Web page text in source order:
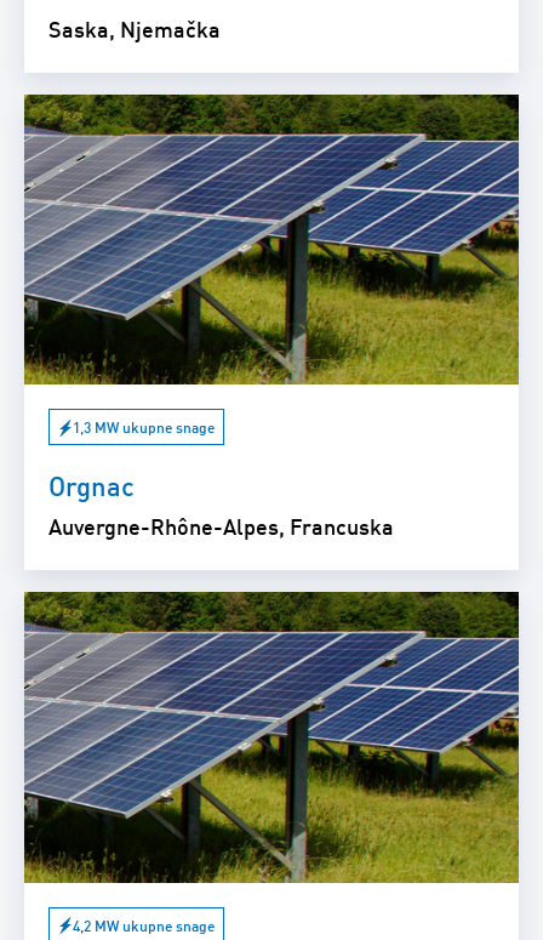
Saska, Njemačka
1,3 MW ukupne snage
Orgnac
Auvergne-Rhône-Alpes, Francuska
4,2 MW ukupne snage